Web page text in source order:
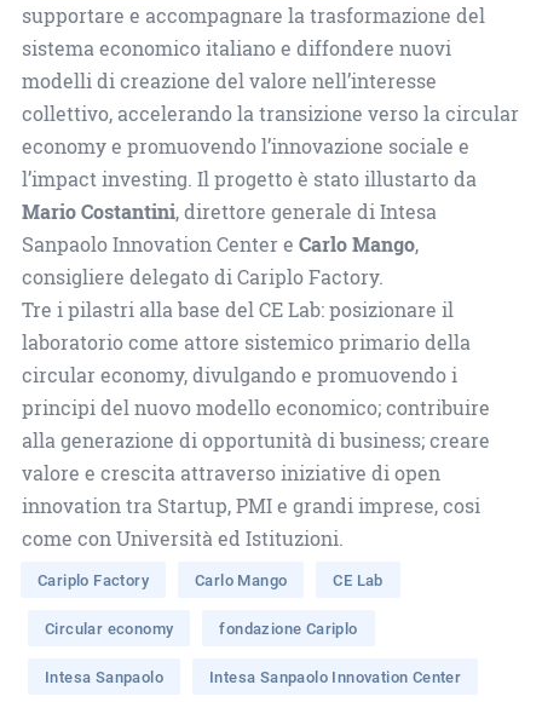
supportare e accompagnare la trasformazione del
sistema economico italiano e diffondere nuovi
modelli di creazione del valore nell’interesse
collettivo, accelerando la transizione verso la circular
economy e promuovendo l’innovazione sociale e
l’impact investing. Il progetto è stato illustarto da
Mario Costantini, direttore generale di Intesa
Sanpaolo Innovation Center e Carlo Mango,
consigliere delegato di Cariplo Factory.
Tre i pilastri alla base del CE Lab: posizionare il
laboratorio come attore sistemico primario della
circular economy, divulgando e promuovendo i
principi del nuovo modello economico; contribuire
alla generazione di opportunità di business; creare
valore e crescita attraverso iniziative di open
innovation tra Startup, PMI e grandi imprese, cosi
come con Università ed Istituzioni.
Cariplo Factory Carlo Mango CE Lab
Circular economy fondazione Cariplo
Intesa Sanpaolo Intesa Sanpaolo Innovation Center